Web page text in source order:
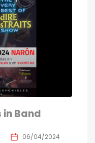
Band
06/04/2024